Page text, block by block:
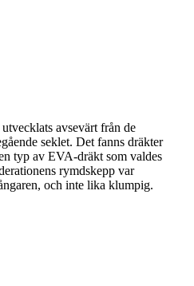
avsevärt från de
seklet. Det fanns dräkter
typ av EVA-dräkt som valdes
rymdskepp var
och inte lika klumpig.